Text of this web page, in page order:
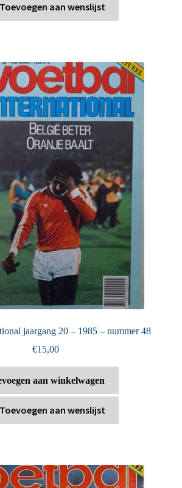
Toevoegen aan wenslijst
jaargang 20 – 1985 – nummer 48
€15,00
aan winkelwagen
Toevoegen aan wenslijst